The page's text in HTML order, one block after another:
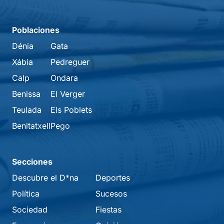
Poblaciones
Dénia
Xábia
Calp
Benissa
Teulada
Benitatxell
Gata
Pedreguer
Ondara
El Verger
Els Poblets
Pego
Secciones
Descubre el D*na
Política
Sociedad
Deportes
Sucesos
Fiestas